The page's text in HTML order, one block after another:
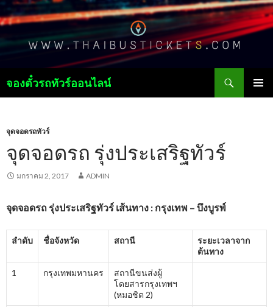
จองตั๋วรถทัวร์ออนไลน์
เนื้อหา
จุดจอดรถทัวร์
จุดจอดรถ รุ่งประเสริฐทัวร์
มกราคม 2, 2017 ADMIN
จุดจอดรถ รุ่งประเสริฐทัวร์ เส้นทาง : กรุงเทพ – บึงบูรพ์
ลำดับ ชื่อจังหวัด สถานี
ระยะเวลาจาก
ต้นทาง
1 กรุงเทพมหานคร
สถานีขนส่งผู้
โดยสารกรุงเทพฯ
(หมอชิต 2)